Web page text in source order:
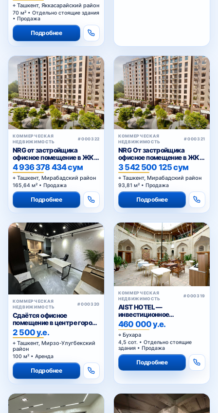
Ташкент, Яккасарайский район
70 м² • Отдельно стоящие здания
• Продажа
Подробнее
КОММЕРЧЕСКАЯ
НЕДВИЖИМОСТЬ
#000322
NRG от застройщика
офисное помещение в ЖК
«NRG Meros Business»
4 936 378 434 сум
Ташкент, Мирабадский район
165,64 м² • Продажа
Подробнее
КОММЕРЧЕСКАЯ
НЕДВИЖИМОСТЬ
#000321
NRG От застройщика
офисное помещение в ЖК
«NRG Meros Comfort»
3 542 500 125 сум
Ташкент, Мирабадский район
93,81 м² • Продажа
Подробнее
КОММЕРЧЕСКАЯ
НЕДВИЖИМОСТЬ
#000320
Сдаётся офисное
помещение в центре города
— Ц-1
2 500 у.е.
Ташкент, Мирзо-Улугбекский
район
100 м² • Аренда
Подробнее
КОММЕРЧЕСКАЯ
НЕДВИЖИМОСТЬ
#000319
AIST HOTEL —
инвестиционное
предложение в
историческом центре
Бухары
460 000 у.е.
Бухара
4,5 сот. • Отдельно стоящие
здания • Продажа
Подробнее